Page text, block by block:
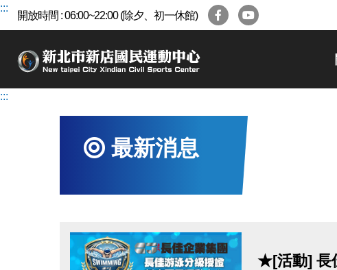
跳
區
:::
開放時間 : 06:00~22:00 (除夕、初一休館)
:::
最新消息
★[活動] 長